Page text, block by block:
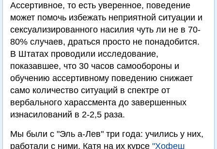
Ассертивное, то есть уверенное, поведение
может помочь избежать неприятной ситуации и
сексуализированного насилия чуть ли не в 70-
80% случаев, драться просто не понадобится.
В Штатах проводили исследование,
показавшее, что 30 часов самообороны и
обучению ассертивному поведению снижает
само количество ситуаций в спектре от
вербального харассмента до завершенных
изнасилований в 2-2,5 раза.
Мы были с "Эль а-Лев" три года: учились у них,
работали с ними. Катя на их курсе "Хофеш